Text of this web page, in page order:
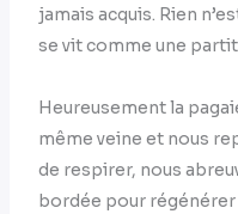
jamais acquis. Rien
se vit comme une
Heureusement la
même veine et nous
de respirer, nous
bordée pour